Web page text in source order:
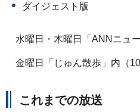
ダイジェスト版
水曜日・木曜日「ANNニュ
金曜日「じゅん散歩」内（10
これまでの放送